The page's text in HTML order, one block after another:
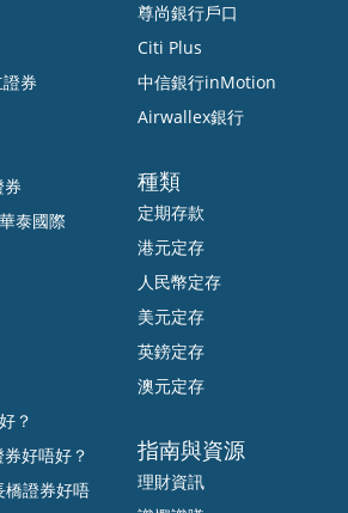
券
泰國際
？
好唔好？
證券好唔
尊尚銀行戶口
Citi Plus
中信銀行inMotion
Airwallex銀行
種類
定期存款
港元定存
人民幣定存
美元定存
英鎊定存
澳元定存
指南與資源
理財資訊